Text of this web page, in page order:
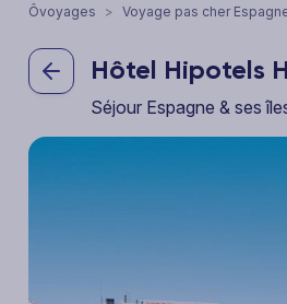
Ôvoyages > Voyage pas cher
Hôtel Hipotels
Séjour Espagne & ses